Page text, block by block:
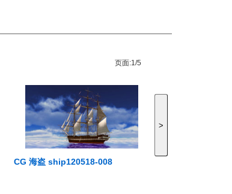
页面:1/5
CG 海盗 ship120518-008
>